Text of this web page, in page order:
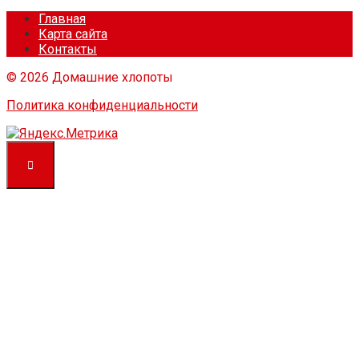
Главная
Карта сайта
Контакты
© 2026 Домашние хлопоты
Политика конфиденциальности